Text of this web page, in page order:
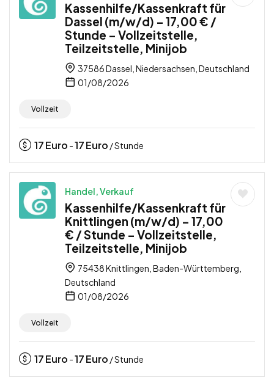
Kassenhilfe/Kassenkraft für
Dassel (m/w/d) – 17,00 € /
Stunde – Vollzeitstelle,
Teilzeitstelle, Minijob
37586 Dassel, Niedersachsen, Deutschland
01/08/2026
Vollzeit
17Euro -17Euro / Stunde
Handel, Verkauf
Kassenhilfe/Kassenkraft für
Knittlingen (m/w/d) – 17,00
€ / Stunde – Vollzeitstelle,
Teilzeitstelle, Minijob
75438 Knittlingen, Baden-Württemberg,
Deutschland
01/08/2026
Vollzeit
17Euro -17Euro / Stunde